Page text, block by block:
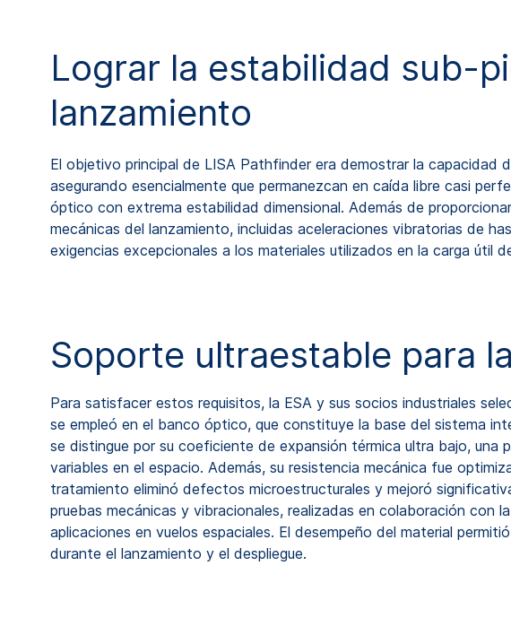
Lograr la estabilidad sub-
lanzamiento
El objetivo principal de LISA Pathfinder era demostrar la
asegurando esencialmente que permanezcan en caída libre casi
óptico con extrema estabilidad dimensional. Además de
mecánicas del lanzamiento, incluidas aceleraciones vibratorias de
exigencias excepcionales a los materiales utilizados en la carga útil
Soporte ultraestable para
Para satisfacer estos requisitos, la ESA y sus socios industriales
se empleó en el banco óptico, que constituye la base del sistema
se distingue por su coeficiente de expansión térmica ultra bajo,
variables en el espacio. Además, su resistencia mecánica fue
tratamiento eliminó defectos microestructurales y mejoró
pruebas mecánicas y vibracionales, realizadas en colaboración con
aplicaciones en vuelos espaciales. El desempeño del material
durante el lanzamiento y el despliegue.